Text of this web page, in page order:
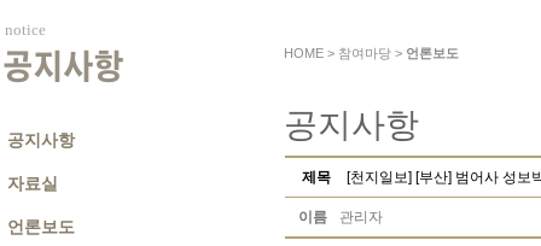
notice
공지사항
공지사항
자료실
언론보도
HOME > 참여마당 > 언론보도
공지사항
제목 [천지일보] [부산] 범어사 성보
이름 관리자